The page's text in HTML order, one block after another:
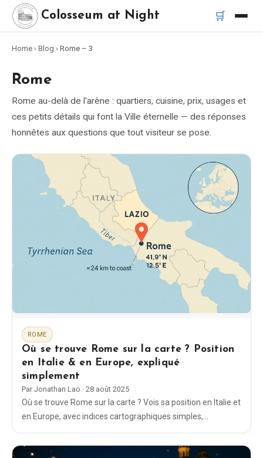
Colosseum at Night 🛒
Accueil
Meilleurs tours
Meilleurs tours de nuit du Colisée
Meilleurs tours à Rome
Bus touristique Rome
Tour en Vespa Rome
Catacombes de Rome
Tous les souvenirs
Posters
T-Shirts
Fridge Magnets
Home › Blog › Rome – 3
Rome
Rome au-delà de l'arène : quartiers, cuisine, prix, usages et
ces petits détails qui font la Ville éternelle — des réponses
honnêtes aux questions que tout visiteur se pose.
ROME
Où se trouve Rome sur la carte ? Position
en Italie & en Europe, expliqué
simplement
Par Jonathan Lao · 28 août 2025
Où se trouve Rome sur la carte ? Vois sa position en Italie et
en Europe, avec indices cartographiques simples,
d’orientation.